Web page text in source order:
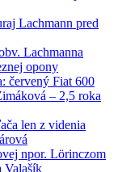
Lachmann pred
Lachmanna
opony
červený Fiat 600
– 2,5 roka
len z videnia
npor. Lörinczom
Valašík